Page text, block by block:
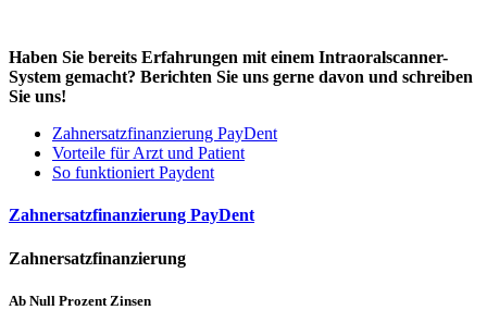
Haben Sie bereits Erfahrungen mit einem Intraoralscanner-
System gemacht? Berichten Sie uns gerne davon und schreiben
Sie uns!
Zahnersatzfinanzierung PayDent
Vorteile für Arzt und Patient
So funktioniert Paydent
Zahnersatzfinanzierung PayDent
Zahnersatzfinanzierung
Ab Null Prozent Zinsen